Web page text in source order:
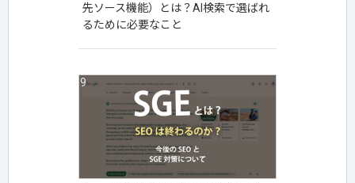
先ソース機能）とは？AI検索で選ばれ
るために必要なこと